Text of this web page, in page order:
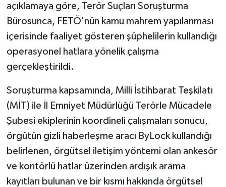
açıklamaya göre, Terör Suçları Soruşturma
Bürosunca, FETÖ'nün kamu mahrem yapılanması
içerisinde faaliyet gösteren şüphelilerin kullandığı
operasyonel hatlara yönelik çalışma
gerçekleştirildi.
Soruşturma kapsamında, Milli İstihbarat Teşkilatı
(MİT) ile İl Emniyet Müdürlüğü Terörle Mücadele
Şubesi ekiplerinin koordineli çalışmaları sonucu,
örgütün gizli haberleşme aracı ByLock kullandığı
belirlenen, örgütsel iletişim yöntemi olan ankesör
ve kontörlü hatlar üzerinden ardışık arama
kayıtları bulunan ve bir kısmı hakkında örgütsel